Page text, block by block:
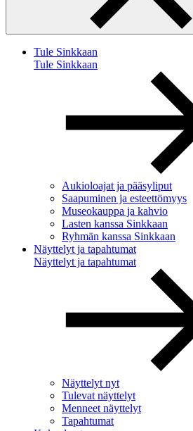
Tule Sinkkaan
Tule Sinkkaan
Aukioloajat ja pääsyliput
Saapuminen ja esteettömyys
Museokauppa ja kahvio
Lasten kanssa Sinkkaan
Ryhmän kanssa Sinkkaan
Näyttelyt ja tapahtumat
Näyttelyt ja tapahtumat
Näyttelyt nyt
Tulevat näyttelyt
Menneet näyttelyt
Tapahtumat